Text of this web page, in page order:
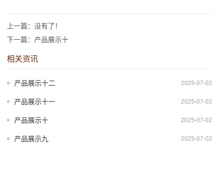
上一篇：没有了！
下一篇：产品展示十
相关资讯
2025-07-02
产品展示十二
2025-07-02
产品展示十一
2025-07-02
产品展示十
2025-07-02
产品展示九